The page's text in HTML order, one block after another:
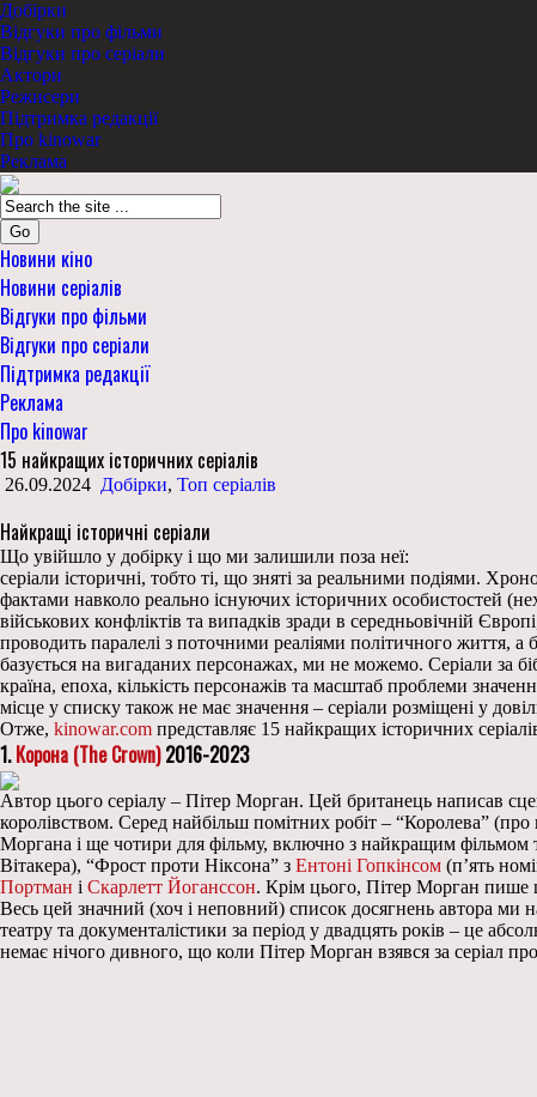
Добірки
Відгуки про фільми
Відгуки про серіали
Актори
Режисери
Підтримка редакції
Про kinowar
Реклама
Go
Новини кіно
Новини серіалів
Відгуки про фільми
Відгуки про серіали
Підтримка редакції
Реклама
Про kinowar
15 найкращих історичних серіалів
26.09.2024 Добірки, Топ серіалів
Найкращі історичні серіали
Що увійшло у добірку і що ми залишили поза неї:
серіали історичні, тобто ті, що зняті за реальними подіями.
фактами навколо реально існуючих історичних особистостей
військових конфліктів та випадків зради в середньовічній
проводить паралелі з поточними реаліями політичного життя, а
базується на вигаданих персонажах, ми не можемо. Серіали за
країна, епоха, кількість персонажів та масштаб проблеми
місце у списку також не має значення – серіали розміщені у
Отже, kinowar.com представляє 15 найкращих історичних
1.Корона (The Crown)2016-2023
Автор цього серіалу – Пітер Морган. Цей британець написав
королівством. Серед найбільш помітних робіт – “Королева”
Моргана і ще чотири для фільму, включно з найкращим фільмом
Вітакера), “Фрост проти Ніксона” з Ентоні Гопкінсом (п’ять
Портман і Скарлетт Йоганссон. Крім цього, Пітер Морган пише
Весь цей значний (хоч і неповний) список досягнень автора ми
театру та документалістики за період у двадцять років – це
немає нічого дивного, що коли Пітер Морган взявся за серіал